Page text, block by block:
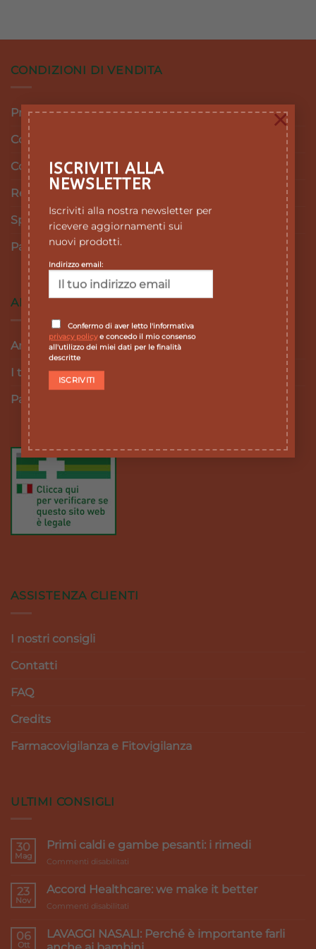
ISCRIVITI ALLA
NEWSLETTER
Iscriviti alla nostra newsletter per
ricevere aggiornamenti sui
nuovi prodotti.
Indirizzo email:
Confermo di aver letto l'informativa
privacy policye concedo il mio consenso
all'utilizzo dei miei dati per le finalità
descritte
×
CONDIZIONI DI VENDITA
Privacy Policy
Cookie Policy
Condizioni e termini di vendita
Resi e Rimborsi
Spedizioni
Pagamenti
AREA RISERVATA
Area personale
I tuoi ordini
Password dimenticata
ASSISTENZA CLIENTI
I nostri consigli
Contatti
FAQ
Credits
Farmacovigilanza e Fitovigilanza
ULTIMI CONSIGLI
30
Mag
Primi caldi e gambe pesanti: i rimedi
Commenti disabilitati
caldi
i
rimedi
23
Nov
Accord Healthcare: we make it better
Commenti disabilitati
Healthcare:
we
06
Ott
LAVAGGI NASALI: Perché è importante farli